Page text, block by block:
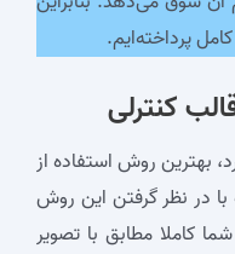
پرداخته‌ایم.
کنترلی
بهترین روش استفاده از
در نظر گرفتن این روش
کاملا مطابق با تصویر